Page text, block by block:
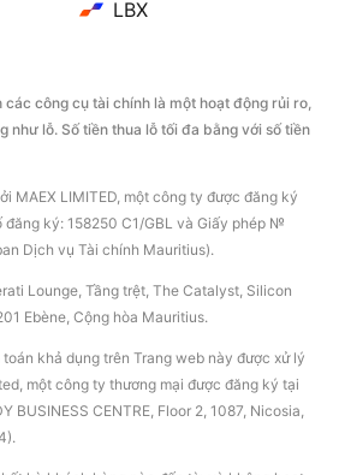
LBX
công cụ tài chính là một hoạt động rủi ro,
như lỗ. Số tiền thua lỗ tối đa bằng với số tiền
MAEX LIMITED, một công ty được đăng ký
đăng ký: 158250 C1/GBL và Giấy phép №
Dịch vụ Tài chính Mauritius).
Lounge, Tầng trệt, The Catalyst, Silicon
Ebène, Cộng hòa Mauritius.
khả dụng trên Trang web này được xử lý
một công ty thương mại được đăng ký tại
BUSINESS CENTRE, Floor 2, 1087, Nicosia,